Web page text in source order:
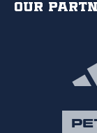
Our